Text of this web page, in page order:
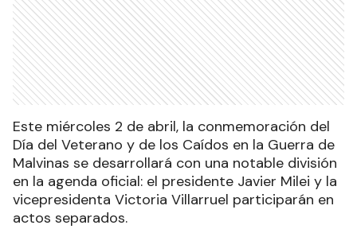
Este miércoles 2 de abril, la conmemoración del
Día del Veterano y de los Caídos en la Guerra de
Malvinas se desarrollará con una notable división
en la agenda oficial: el presidente Javier Milei y la
vicepresidenta Victoria Villarruel participarán en
actos separados.